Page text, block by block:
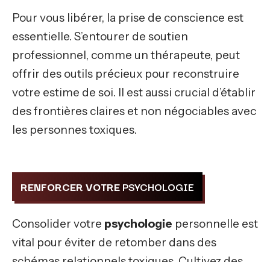
Pour vous libérer, la prise de conscience est
essentielle. S’entourer de soutien
professionnel, comme un thérapeute, peut
offrir des outils précieux pour reconstruire
votre estime de soi. Il est aussi crucial d’établir
des frontières claires et non négociables avec
les personnes toxiques.
RENFORCER VOTREPSYCHOLOGIE
Consolider votre psychologie personnelle est
vital pour éviter de retomber dans des